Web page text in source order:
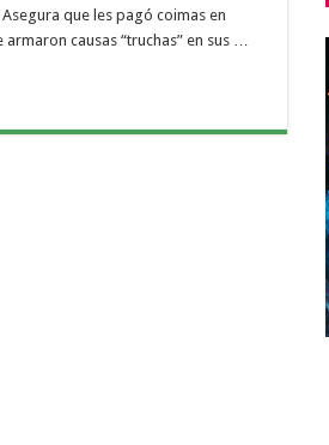
que les pagó coimas en
causas “truchas” en sus …